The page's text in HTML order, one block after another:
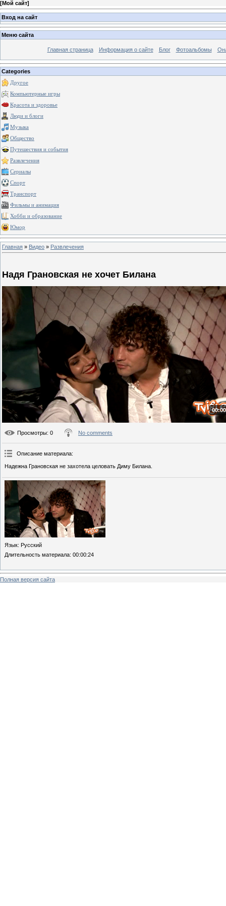
[Мой сайт]
Вход на сайт
Меню сайта
Главная страница Информация о сайте Блог Фотоальбомы
Categories
Другое
Компьютерные игры
Красота и здоровье
Люди и блоги
Музыка
Общество
Путешествия и события
Развлечения
Сериалы
Спорт
Транспорт
Фильмы и анимация
Хобби и образование
Юмор
Главная » Видео » Развлечения
Надя Грановская не хочет Билана
Просмотры: 0 No comments
Описание материала:
Надежна Грановская не захотела целовать Диму Билана.
Язык: Русский
Длительность материала: 00:00:24
Полная версия сайта